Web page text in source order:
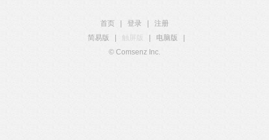
首页 登录
注册
简易版
触屏版 电脑版
© Comsenz Inc.